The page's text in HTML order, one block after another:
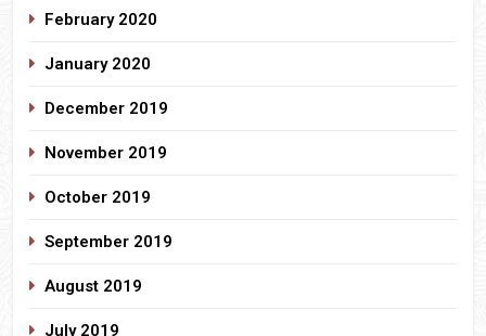
February 2020
January 2020
December 2019
November 2019
October 2019
September 2019
August 2019
July 2019